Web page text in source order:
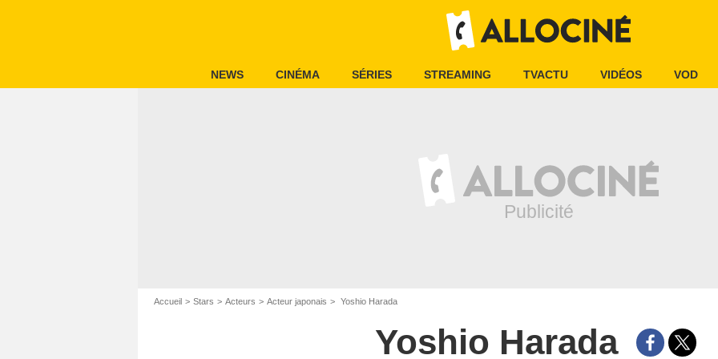
NEWS CINÉMA SÉRIES STREAMING TVACTU VIDÉOS VOD
Accueil Stars Acteurs Acteur japonais Yoshio Harada
Yoshio Harada